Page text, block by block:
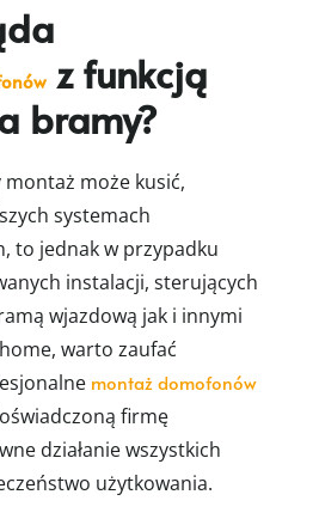
z funkcją
bramy?
może kusić,
systemach
to jednak w przypadku
instalacji, sterujących
wjazdową jak i innymi
warto zaufać
montaż domofonów
firmę
działanie wszystkich
użytkowania.